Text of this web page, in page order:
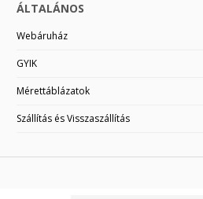
ÁLTALÁNOS
Webáruház
GYIK
Mérettáblázatok
Szállítás és Visszaszállítás